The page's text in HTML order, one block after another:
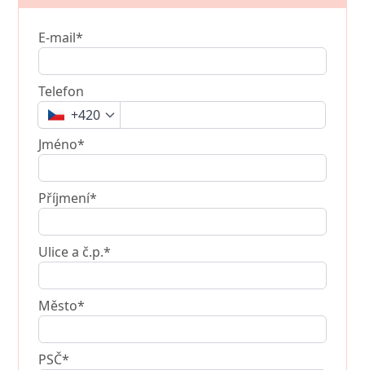
E-mail*
Telefon
+420
Jméno*
Příjmení*
Ulice a č.p.*
Město*
PSČ*